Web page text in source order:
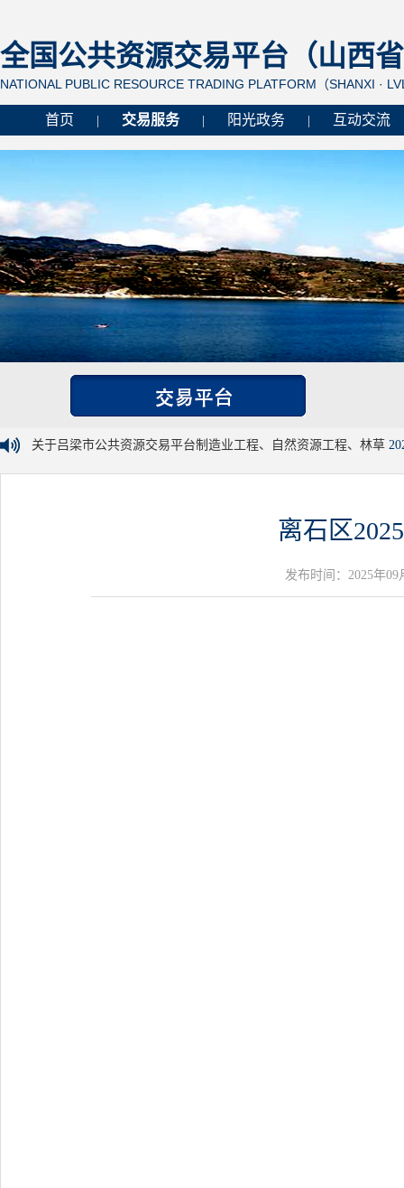
全国公共资源交易平台（山西
NATIONAL PUBLIC RESOURCE TRADING PLATFORM（SHANXI ·
首页 交易服务 阳光政务 互动交流
关于吕梁市公共资源交易平台制造业工程、自然资源工程、林草
离石区
发布时间：2025年09